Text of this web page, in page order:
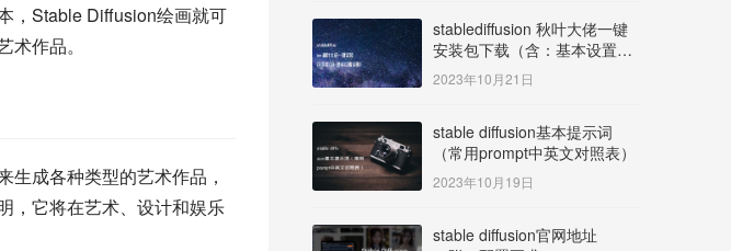
，Stable Diffusion绘画就可
作品。
成各种类型的艺术作品，
，它将在艺术、设计和娱乐
stablediffusion 秋叶大佬一键
安装包下载（含：基本设置说
明）
2023年10月21日
stable diffusion基本提示词
（常用prompt中英文对照表）
2023年10月19日
stable diffusion官网地址